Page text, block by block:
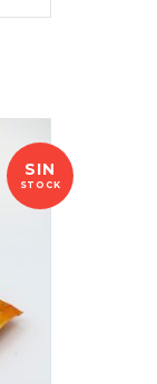
SIN
STOCK